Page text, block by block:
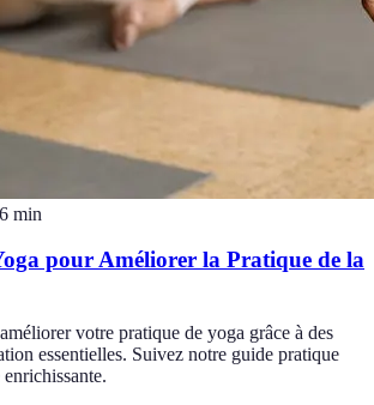
6 min
pour Améliorer la Pratique de la
votre pratique de yoga grâce à des
essentielles. Suivez notre guide pratique